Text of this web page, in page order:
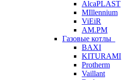
AlcaPLAST
MIllennium
ViEiR
AM.PM
Газовые котлы
BAXI
KITURAMI
Protherm
Vaillant